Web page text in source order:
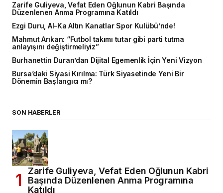
Zarife Guliyeva, Vefat Eden Oğlunun Kabri Başında
Düzenlenen Anma Programına Katıldı
Ezgi Duru, Al-Ka Altın Kanatlar Spor Kulübü’nde!
Mahmut Arıkan: “Futbol takımı tutar gibi parti tutma
anlayışını değiştirmeliyiz”
Burhanettin Duran’dan Dijital Egemenlik İçin Yeni Vizyon
Bursa’daki Siyasi Kırılma: Türk Siyasetinde Yeni Bir
Dönemin Başlangıcı mı?
SON HABERLER
Zarife Guliyeva, Vefat Eden Oğlunun Kabri
Başında Düzenlenen Anma Programına
Katıldı